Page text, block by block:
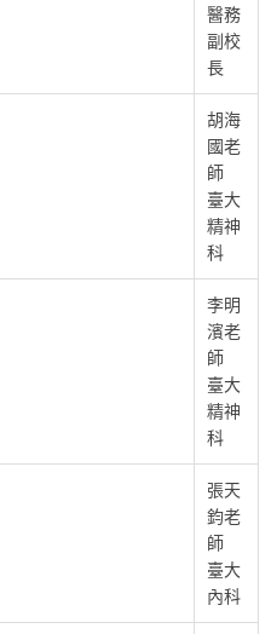
醫務
副校
長
胡海
國老
師
臺大
精神
科
李明
濱老
師
臺大
精神
科
張天
鈞老
師
臺大
內科